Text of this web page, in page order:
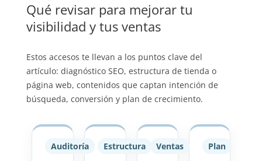
Qué revisar para mejorar tu
visibilidad y tus ventas
Estos accesos te llevan a los puntos clave del
artículo: diagnóstico SEO, estructura de tienda o
página web, contenidos que captan intención de
búsqueda, conversión y plan de crecimiento.
Auditoría Estructura Ventas Plan